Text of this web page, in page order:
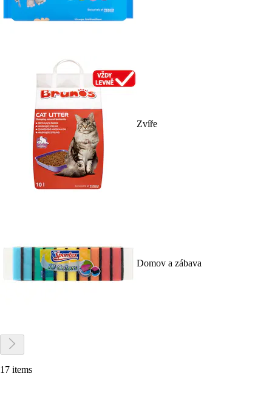
Zvíře
Domov a zábava
17 items